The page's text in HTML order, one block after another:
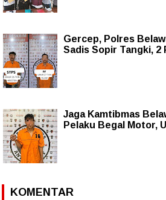
Gercep, Polres
Sadis Sopir Tangki, 2
Jaga Kamtibmas
Pelaku Begal Motor,
KOMENTAR